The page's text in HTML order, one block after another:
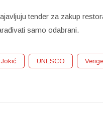
tender za zakup
samo odabrani.
UNESCO Verige